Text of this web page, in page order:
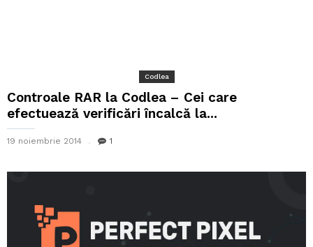
Codlea
Controale RAR la Codlea – Cei care
efectuează verificări încalcă la...
19 noiembrie 2014 1